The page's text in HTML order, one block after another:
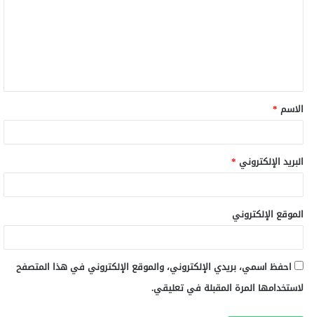
ق
*
الاسم *
البريد الإلكتروني *
الموقع الإلكتروني
احفظ اسمي، بريدي الإلكتروني، والموقع الإلكتروني في هذا المتصفح
لاستخدامها المرة المقبلة في تعليقي.